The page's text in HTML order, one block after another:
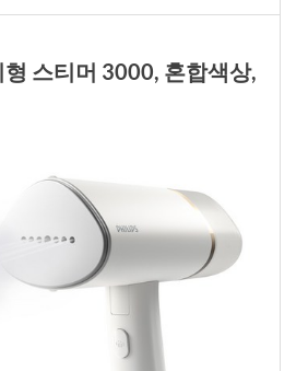
스티머 3000, 혼합색상,